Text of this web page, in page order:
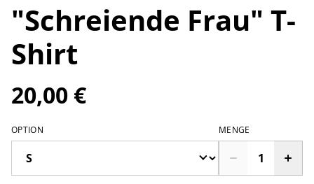
"Schreiende Frau" T-
Shirt
20,00 €
OPTION MENGE